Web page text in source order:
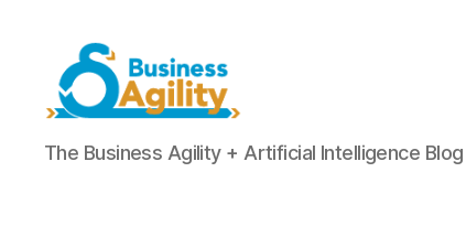
Business
Agility+AI
The Business Agility + Artificial Intelligence Blog